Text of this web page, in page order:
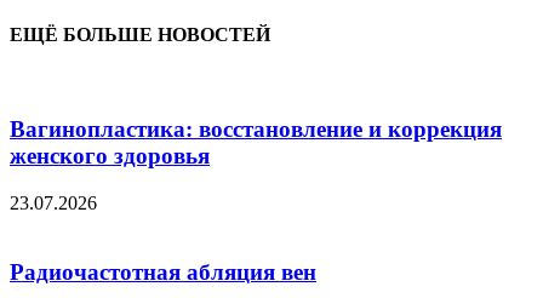
ЕЩЁ БОЛЬШЕ НОВОСТЕЙ
Вагинопластика: восстановление и коррекция
женского здоровья
23.07.2026
Радиочастотная абляция вен